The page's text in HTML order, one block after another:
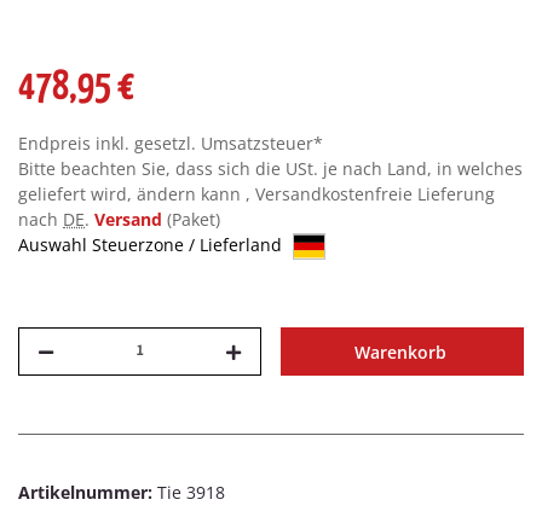
478,95 €
Endpreis inkl. gesetzl. Umsatzsteuer*
Bitte beachten Sie, dass sich die USt. je nach Land, in welches
geliefert wird, ändern kann , Versandkostenfreie Lieferung
nach DE. Versand (Paket)
Auswahl Steuerzone / Lieferland
Warenkorb
Artikelnummer: Tie 3918